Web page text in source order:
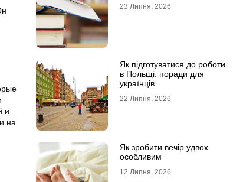
и
на
23 Липня, 2026
Як підготуватися до роботи
в Польщі: поради для
українців
22 Липня, 2026
Як зробити вечір удвох
особливим
12 Липня, 2026